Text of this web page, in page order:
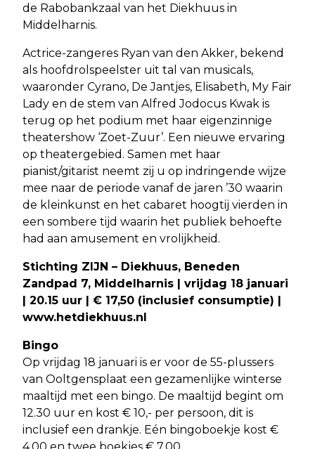
de Rabobankzaal van het Diekhuus in
Middelharnis.
Actrice-zangeres Ryan van den Akker, bekend
als hoofdrolspeelster uit tal van musicals,
waaronder Cyrano, De Jantjes, Elisabeth, My Fair
Lady en de stem van Alfred Jodocus Kwak is
terug op het podium met haar eigenzinnige
theatershow ‘Zoet-Zuur’. Een nieuwe ervaring
op theatergebied. Samen met haar
pianist/gitarist neemt zij u op indringende wijze
mee naar de periode vanaf de jaren ’30 waarin
de kleinkunst en het cabaret hoogtij vierden in
een sombere tijd waarin het publiek behoefte
had aan amusement en vrolijkheid.
Stichting ZIJN – Diekhuus, Beneden
Zandpad 7, Middelharnis | vrijdag 18 januari
| 20.15 uur | € 17,50 (inclusief consumptie) |
www.hetdiekhuus.nl
Bingo
Op vrijdag 18 januari is er voor de 55-plussers
van Ooltgensplaat een gezamenlijke winterse
maaltijd met een bingo. De maaltijd begint om
12.30 uur en kost € 10,- per persoon, dit is
inclusief een drankje. Eén bingoboekje kost €